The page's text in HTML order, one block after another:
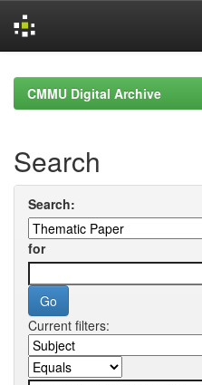
navigationCMMU Digital Archive
Search
Search:
for
Current filters: